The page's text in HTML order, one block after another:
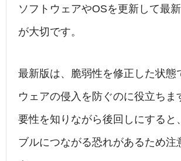
ソフトウェアやOSを更新して最
が大切です。
最新版は、脆弱性を修正した状態
ウェアの侵入を防ぐのに役立ちま
要性を知りながら後回しにすると
ブルにつながる恐れがあるため注